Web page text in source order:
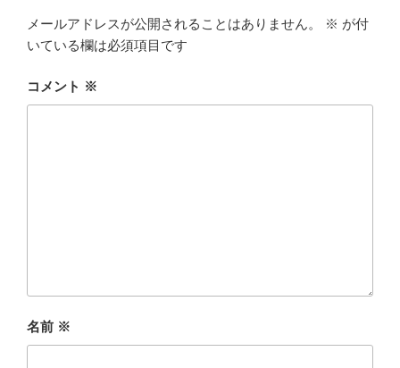
メールアドレスが公開されることはありません。 ※ が付
いている欄は必須項目です
コメント ※
名前 ※